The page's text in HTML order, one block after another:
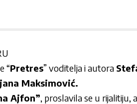
“Pretres” voditelja i autora
Maksimović.
Ajfon”, proslavila se u rijalitiju,